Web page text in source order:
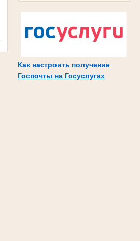
Как настроить получение
Госпочты на Госуслугах